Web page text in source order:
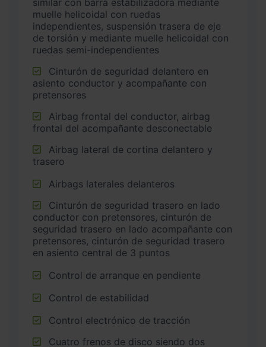
similar con barra estabilizadora mediante
muelle helicoidal con ruedas
independientes, suspensión trasera de eje
de torsión y mediante muelle helicoidal con
ruedas semi-independientes
asiento conductor y acompañante con
pretensores
frontal del acompañante desconectable
trasero
Airbags laterales delanteros
conductor con pretensores, cinturón de
seguridad trasero en lado acompañante con
pretensores, cinturón de seguridad trasero
en asiento central de 3 puntos
Control de arranque en pendiente
Control de estabilidad
Control electrónico de tracción